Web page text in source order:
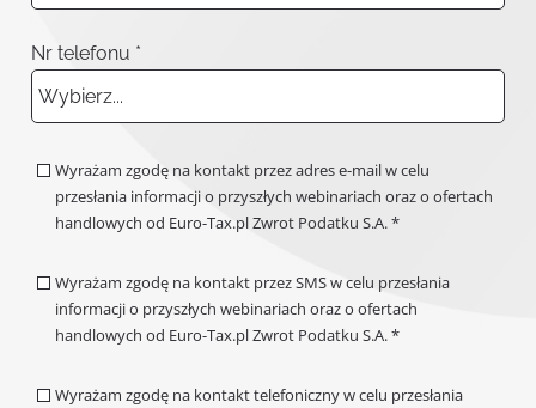
Nr telefonu *
Wybierz...
mobile_phone-prefix
Wyrażam zgodę na kontakt przez adres e-mail w celu
przesłania informacji o przyszłych webinariach oraz o ofertach
handlowych od Euro-Tax.pl Zwrot Podatku S.A. *
Wyrażam zgodę na kontakt przez SMS w celu przesłania
informacji o przyszłych webinariach oraz o ofertach
handlowych od Euro-Tax.pl Zwrot Podatku S.A. *
Wyrażam zgodę na kontakt telefoniczny w celu przesłania